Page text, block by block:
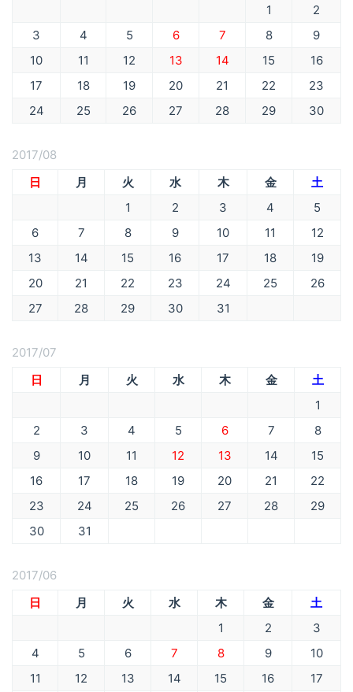
1
2
3
4 5 6 7 8
9
10
11 12 13 14 15
16
17
18 19 20 21 22
23
24
25 26 27 28 29 30
2017/08
日
月 火 水 木 金
土
1
2 3 4
5
6
7 8 9 10 11
12
13
14 15 16 17 18
19
20
21 22 23 24 25
26
27
28 29 30 31
2017/07
日
月 火 水 木 金
土
1
2
3 4 5 6 7
8
9
10 11 12 13 14
15
16
17 18 19 20 21
22
23
24 25 26 27 28
29
30
31
2017/06
日
月 火 水 木 金
土
1
2
3
4
5 6 7 8 9
10
11
12 13 14 15 16
17